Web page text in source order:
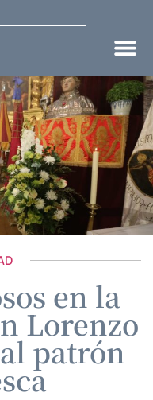
en la
Lorenzo
patrón